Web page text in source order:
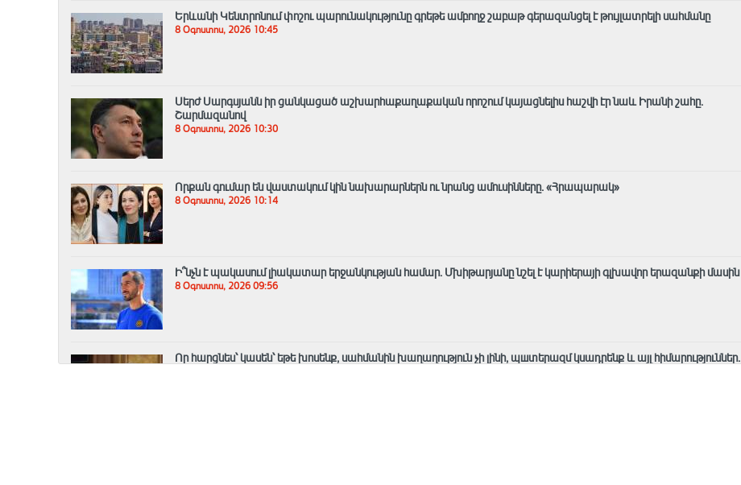
Երևանի Կենտրոնում փոշու պարունակությունը գրեթե ամբողջ շաբաթ գերազանցել է թույլատրելի սահմանը
8 Օգոստոս, 2026 10:45
Սերժ Սարգսյանն իր ցանկացած աշխարհաքաղաքական որոշում կայացնելիս հաշվի էր նաև Իրանի շահը.
Շարմազանով
8 Օգոստոս, 2026 10:30
Որքան գումար են վաստակում կին նախարարներն ու նրանց ամուսինները. «Հրապարակ»
8 Օգոստոս, 2026 10:14
Ի՞նչն է պակասում լիակատար երջանկության համար. Մխիթարյանը նշել է կարիերայի գլխավոր երազանքի մասին
8 Օգոստոս, 2026 09:56
Որ հարցնես՝ կասեն՝ եթե խոսենք, սահմանին խաղաղություն չի լինի, պшտերազմ կuադրենք և այլ հիմարnւթյուններ․